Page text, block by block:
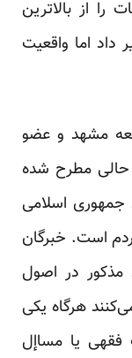
از بالاترین
داد اما واقعیت
مشهد و عضو
مطرح شده
اساسی جمهوری اسلامی
است. خبرگان
مذکور در اصول
هر‌گاه یکی
فقهی یا مساإل